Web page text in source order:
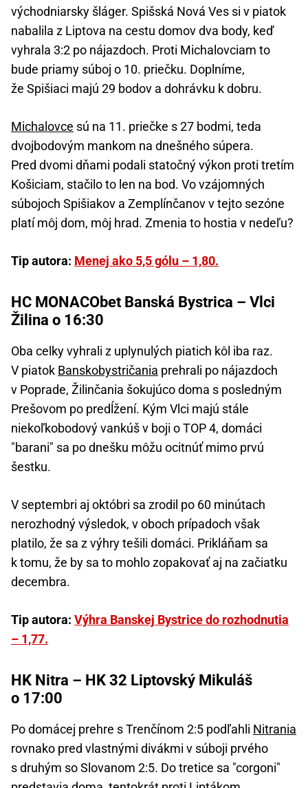
východniarsky šláger. Spišská Nová Ves si v piatok
nabalila z Liptova na cestu domov dva body, keď
vyhrala 3:2 po nájazdoch. Proti Michalovciam to
bude priamy súboj o 10. priečku. Doplníme,
že Spišiaci majú 29 bodov a dohrávku k dobru.
Michalovce sú na 11. priečke s 27 bodmi, teda
dvojbodovým mankom na dnešného súpera.
Pred dvomi dňami podali statočný výkon proti tretím
Košiciam, stačilo to len na bod. Vo vzájomných
súbojoch Spišiakov a Zemplínčanov v tejto sezóne
platí môj dom, môj hrad. Zmenia to hostia v nedeľu?
Tip autora: Menej ako 5,5 gólu – 1,80.
HC MONACObet Banská Bystrica – Vlci
Žilina o 16:30
Oba celky vyhrali z uplynulých piatich kôl iba raz.
V piatok Banskobystričania prehrali po nájazdoch
v Poprade, Žilinčania šokujúco doma s posledným
Prešovom po predĺžení. Kým Vlci majú stále
niekoľkobodový vankúš v boji o TOP 4, domáci
"barani" sa po dnešku môžu ocitnúť mimo prvú
šestku.
V septembri aj októbri sa zrodil po 60 minútach
nerozhodný výsledok, v oboch prípadoch však
platilo, že sa z výhry tešili domáci. Prikláňam sa
k tomu, že by sa to mohlo zopakovať aj na začiatku
decembra.
Tip autora: Výhra Banskej Bystrice do rozhodnutia
– 1,77.
HK Nitra – HK 32 Liptovský Mikuláš
o 17:00
Po domácej prehre s Trenčínom 2:5 podľahli Nitrania
rovnako pred vlastnými divákmi v súboji prvého
s druhým so Slovanom 2:5. Do tretice sa "corgoni"